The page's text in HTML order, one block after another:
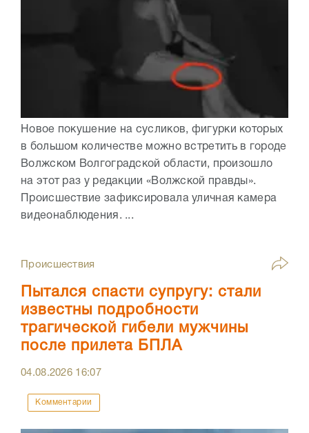
Новое покушение на сусликов, фигурки которых
в большом количестве можно встретить в городе
Волжском Волгоградской области, произошло
на этот раз у редакции «Волжской правды».
Происшествие зафиксировала уличная камера
видеонаблюдения. ...
Происшествия
Пытался спасти супругу: стали
известны подробности
трагической гибели мужчины
после прилета БПЛА
04.08.2026 16:07
Комментарии